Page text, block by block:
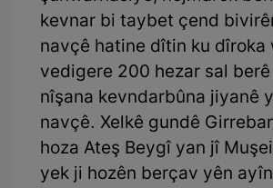
kevnar bi taybet çend
navçê hatine dîtin ku dîroka
vedigere 200 hezar sal
nîşana kevndarbûna jiyanê
navçê. Xelkê gundê
hoza Ateş Beygî yan jî
yek ji hozên berçav yên